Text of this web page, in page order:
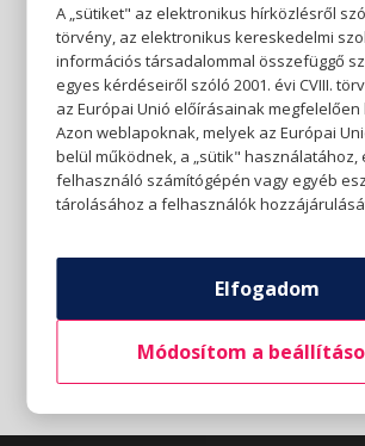
A „sütiket" az elektronikus hírközlésről
törvény, az elektronikus kereskedelmi
információs társadalommal összefüggő
egyes kérdéseiről szóló 2001. évi CVIII.
az Európai Unió előírásainak megfelelően
Azon weblapoknak, melyek az Európai
belül működnek, a „sütik" használatához,
felhasználó számítógépén vagy egyéb
tárolásához a felhasználók
Elfogadom
Módosítom a